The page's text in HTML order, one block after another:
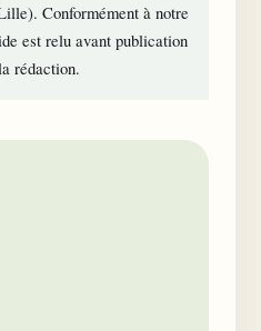
Conformément à notre
est relu avant publication
rédaction.